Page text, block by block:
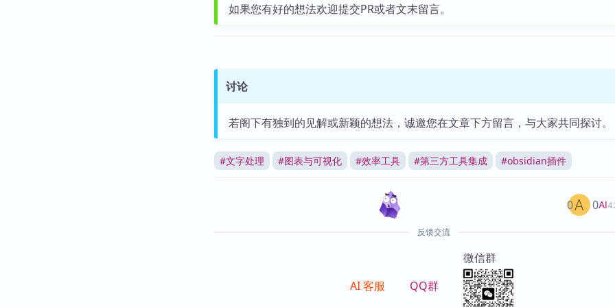
如果您有好的想法欢迎提交PR或者文末留言。
讨论
若阁下有独到的见解或新颖的想法，诚邀您在文章下方留言，与大家共同探讨。
#文字处理 #图表与可视化 #效率工具 #第三方工具集成 #obsidian插件
AI
0 0
反馈交流
AI 客服 QQ群
微信群